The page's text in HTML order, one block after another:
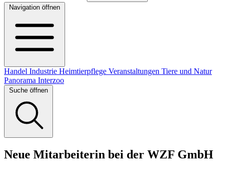
Navigation öffnen
Handel Industrie Heimtierpflege Veranstaltungen Tiere und Natur
Panorama Interzoo
Suche öffnen
Neue Mitarbeiterin bei der WZF GmbH